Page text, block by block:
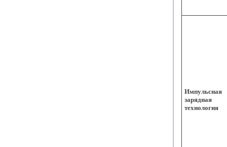
Импульсная
зарядная
технология